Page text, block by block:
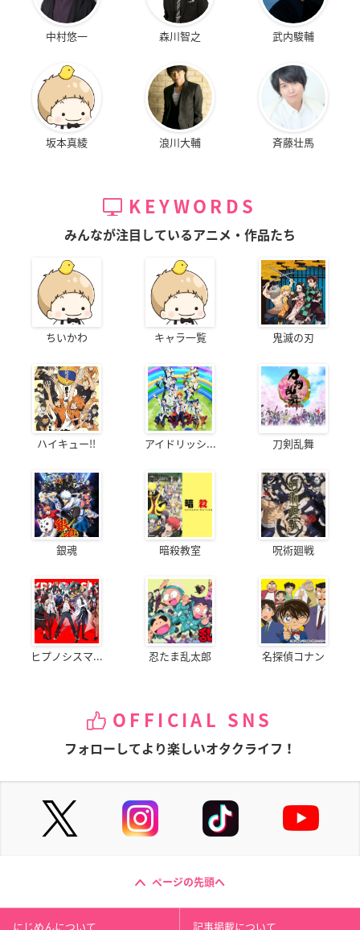
中村悠一 森川智之 武内駿輔
坂本真綾 浪川大輔 斉藤壮馬
KEYWORDS
みんなが注目しているアニメ・作品たち
ちいかわ キャラ一覧 鬼滅の刃
ハイキュー!! アイドリッシ... 刀剣乱舞
銀魂 暗殺教室 呪術廻戦
ヒプノシスマ... 忍たま乱太郎 名探偵コナン
OFFICIAL SNS
フォローしてより楽しいオタクライフ！
ページの先頭へ
にじめんについて 記事掲載について